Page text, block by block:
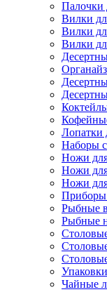
Палочки
Вилки
Вилки
Вилки
Лопатки
Наборы
Ножи
Ножи
Ножи
Приборы
Рыбные
Рыбные
Чайные